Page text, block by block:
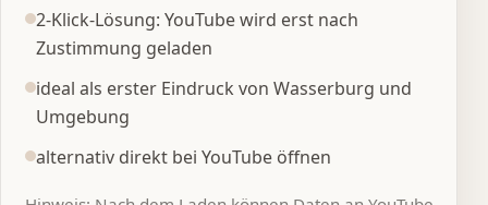
2-Klick-Lösung: YouTube wird erst nach
Zustimmung geladen
ideal als erster Eindruck von Wasserburg und
Umgebung
alternativ direkt bei YouTube öffnen